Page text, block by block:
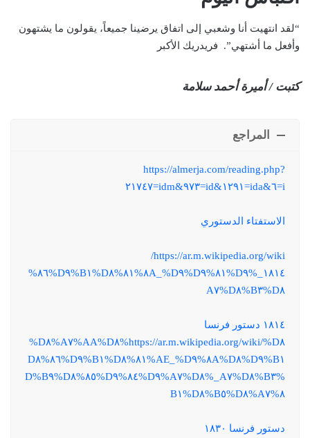
“لقد انتهيت أنا وشعبي إلى اتفاق يرضينا جميعاً، يقولون ما يشتهون
وأفعل ما أشتهي”. فريدريك الأكبر
كتبت / أميرة أحمد سلامة
المراجع
https://almerja.com/reading.php?
i=٦&ida=١٢٩١&id=٩٧٣&idm=٢١٧٤٧
الاستفتاء الدستوري
https://ar.m.wikipedia.org/wiki/
١٨١٤_%D٩%٨١%D٩%٨A_%D٩%٨١%D٨%B١%D٩%٨٦%
D٨%B٣%D٨%A٧
١٨١٤ دستور فرنسا
https://ar.m.wikipedia.org/wiki/%D٨%AA%D٨%A٧%D٨%
B١%D٩%٨A%D٨%AE_%D٩%٨١%D٨%B١%D٩%٨٦%D٨
%B٣%D٨%A٧_%D٨%A٧%D٩%٨٤%D٩%٨٥%D٨%B٩%D
٨%A٧%D٨%B٥%D٨%B١
دستور فرنسا ١٨٣٠